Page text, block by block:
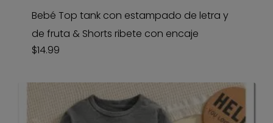
Bebé Top tank con estampado de letra y
de fruta & Shorts ribete con encaje
$14.99